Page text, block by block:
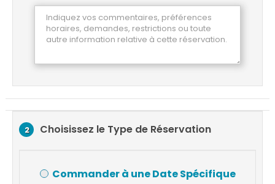
2 Choisissez le Type de Réservation
Commander à une Date Spécifique